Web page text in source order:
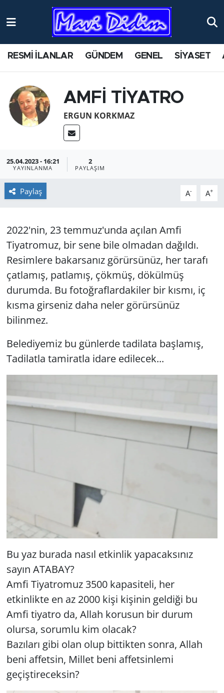
RESMİ İLANLAR GÜNDEM GENEL SİYASET
AMFİ TİYATRO
ERGUN KORKMAZ
25.04.2023 - 16:21
YAYINLANMA
2
PAYLAŞIM
Paylaş A- A+
2022'nin, 23 temmuz'unda açılan Amfi
Tiyatromuz, bir sene bile olmadan dağıldı.
Resimlere bakarsanız görürsünüz, her tarafı
çatlamış, patlamış, çökmüş, dökülmüş
durumda. Bu fotoğraflardakiler bir kısmı, iç
kısma girseniz daha neler görürsünüz
bilinmez.
Belediyemiz bu günlerde tadilata başlamış,
Tadilatla tamiratla idare edilecek...
Bu yaz burada nasıl etkinlik yapacaksınız
sayın ATABAY?
Amfi Tiyatromuz 3500 kapasiteli, her
etkinlikte en az 2000 kişi kişinin geldiği bu
Amfi tiyatro da, Allah korusun bir durum
olursa, sorumlu kim olacak?
Bazıları gibi olan olup bittikten sonra, Allah
beni affetsin, Millet beni affetsinlemi
geçiştireceksin?
ANTİK YERLER
AYDIN
BİLİM VE TEKNOLOJİ
EĞİTİM
EKONOMİ
GÜNDEM
HABERDE İNSAN
KÜLTÜR SANAT
MAGAZİN
POLİTİKA
SAĞLIK
SİYASET
Yerel
Nöbetçi Eczaneler
Namaz Vakitleri
Trafik Durumu
Süper Lig Puan Durumu ve Fikstür
Tüm Manşetler
Son Dakika Haberleri